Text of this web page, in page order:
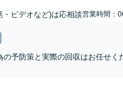
ビデオなど)は応相談営業時間：
の予防策と実際の回収はお任せ